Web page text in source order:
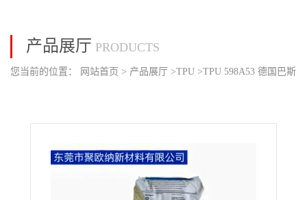
产品展厅 PRODUCTS
您当前的位置： 网站首页 > 产品展厅 >TPU >TPU 598A53 德国巴斯